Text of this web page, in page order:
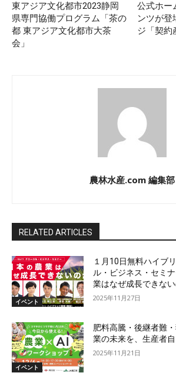
東アジア文化都市2023静岡
県専門協働プログラム「茶の
都 東アジア文化都市大茶
会」
公式ホー
ンツが登
ジ「契約
農林水産.com 編集部
RELATED ARTICLES
イベント
１月10日無料ハイブ
ル・ビジネス・セミ
業はなぜ成長できな
2025年11月27日
イベント
肥料高騰・後継者難
業の未来を、生産者
2025年11月21日